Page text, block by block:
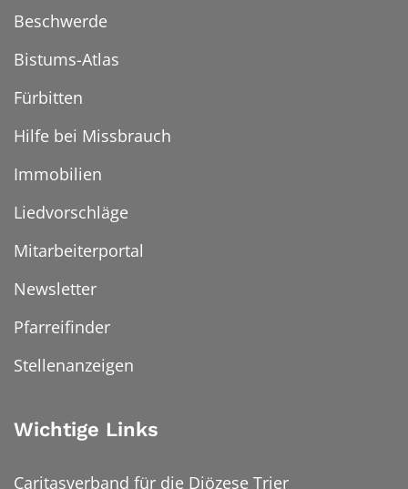
Beschwerde
Bistums-Atlas
Fürbitten
Hilfe bei Missbrauch
Immobilien
Liedvorschläge
Mitarbeiterportal
Newsletter
Pfarreifinder
Stellenanzeigen
Wichtige Links
Caritasverband für die Diözese Trier